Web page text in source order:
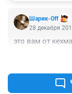
Шарик-Off
28 декабря
это вам от